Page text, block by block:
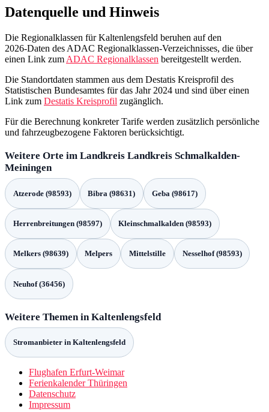
Datenquelle und Hinweis
Die Regionalklassen für Kaltenlengsfeld beruhen auf den
2026‑Daten des ADAC Regionalklassen‑Verzeichnisses, die über
einen Link zum ADAC Regionalklassen bereitgestellt werden.
Die Standortdaten stammen aus dem Destatis Kreisprofil des
Statistischen Bundesamtes für das Jahr 2024 und sind über einen
Link zum Destatis Kreisprofil zugänglich.
Für die Berechnung konkreter Tarife werden zusätzlich persönliche
und fahrzeugbezogene Faktoren berücksichtigt.
Weitere Orte im Landkreis Landkreis Schmalkalden-
Meiningen
Atzerode (98593) Bibra (98631) Geba (98617)
Herrenbreitungen (98597) Kleinschmalkalden (98593)
Melkers (98639) Melpers Mittelstille Nesselhof (98593)
Neuhof (36456)
Weitere Themen in Kaltenlengsfeld
Stromanbieter in Kaltenlengsfeld
Flughafen Erfurt-Weimar
Ferienkalender Thüringen
Datenschutz
Impressum